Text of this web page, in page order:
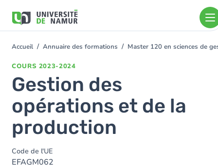
contenu
You
Accueil Annuaire des formations Master 120 en sciences de
COURS 2023-2024
Gestion des
opérations et de la
production
Code de l'UE
EFAGM062